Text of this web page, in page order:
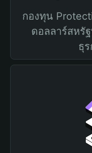
กองทุน
ดอลลาร์สหรั
ธุ